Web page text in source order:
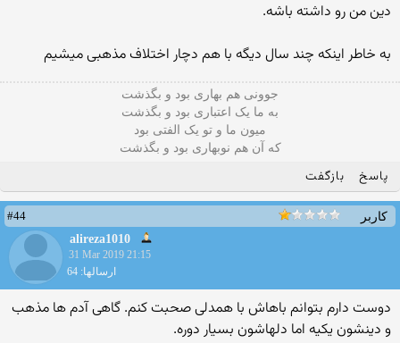
دین من رو داشته باشه.
به خاطر اینکه چند سال دیگه با هم دچار اختلاف مذهبی میشیم
ﺟﻮﻭﻧﯽ ﻫﻢ ﺑﻬﺎﺭﯼ ﺑﻮﺩ ﻭ ﺑﮕﺬﺷﺖ
ﺑﻪ ﻣﺎ ﯾﮏ ﺍﻋﺘﺒﺎﺭﯼ ﺑﻮﺩ ﻭ ﺑﮕﺬﺷﺖ
ﻣﯿﻮﻥ ﻣﺎ ﻭ ﺗﻮ ﯾﮏ ﺍﻟﻔﺘﯽ ﺑﻮﺩ
ﮐﻪ ﺁﻥ ﻫﻢ ﻧﻮﺑﻬﺎﺭﯼ ﺑﻮﺩ ﻭ ﺑﮕﺬشت
پاسخ بازگفت
کاربر
#44
alireza1010
31 Mar 2019 21:15
ارسالها: 64
دوست دارم بتوانم باهاش با همدلی صحبت کنم. گاهی آدم ها مذهب
و دینشون یکیه اما دلهاشون بسیار دوره.